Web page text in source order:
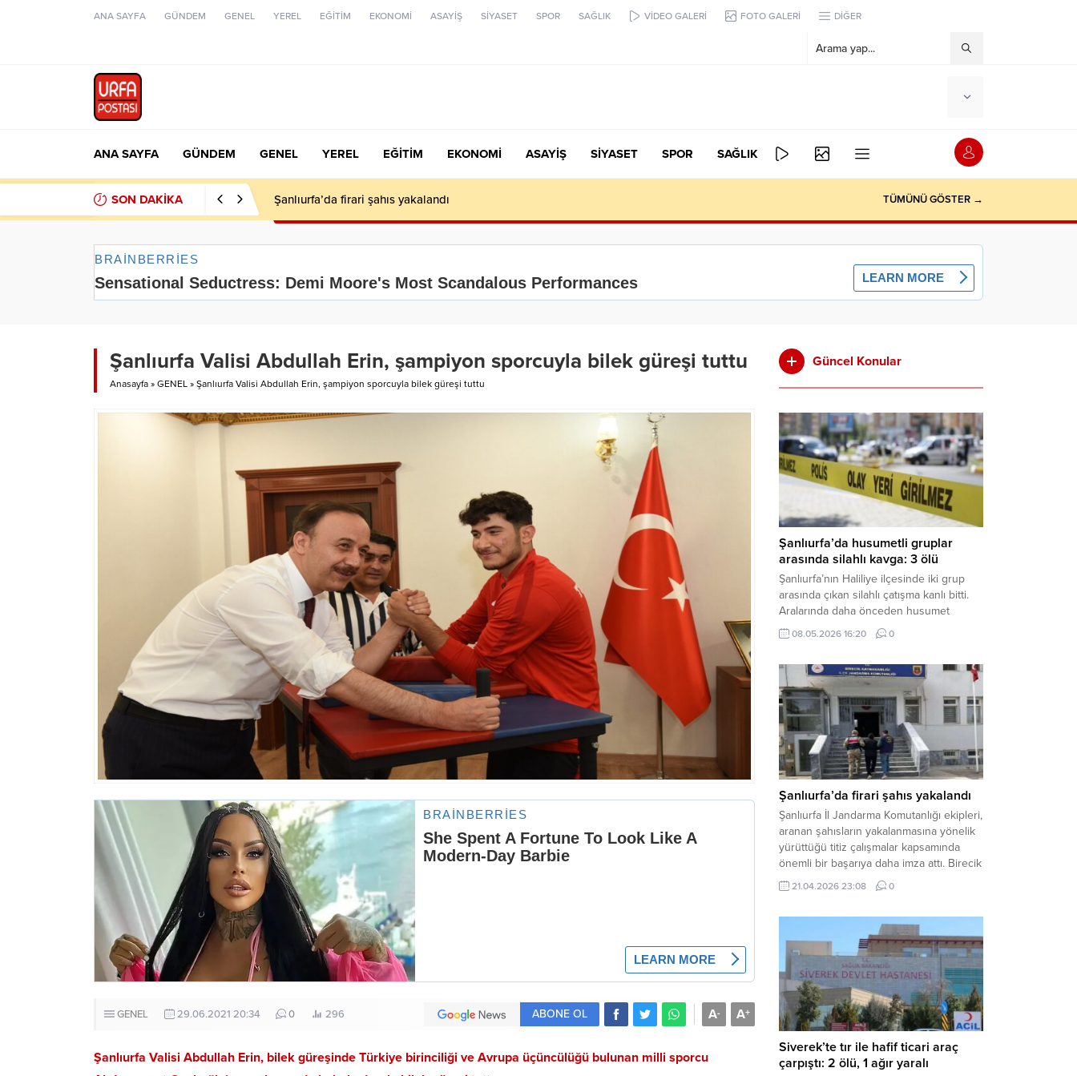
ANA SAYFA GÜNDEM GENEL YEREL EĞİTİM EKONOMİ ASAYİŞ SİYASET SPOR SAĞLIK VİDEO GALERİ FOTO GALERİ DİĞER
ANA SAYFA GÜNDEM GENEL YEREL EĞİTİM EKONOMİ ASAYİŞ SİYASET SPOR SAĞLIK
SON DAKİKA Şanlıurfa’da firari şahıs yakalandı TÜMÜNÜ GÖSTER →
Şanlıurfa Valisi Abdullah Erin, şampiyon sporcuyla bilek güreşi tuttu
Anasayfa » GENEL » Şanlıurfa Valisi Abdullah Erin, şampiyon sporcuyla bilek güreşi tuttu
GENEL 29.06.2021 20:34 0 296 A+
A-
ABONE OL
Şanlıurfa Valisi Abdullah Erin, bilek güreşinde Türkiye birinciliği ve Avrupa üçüncülüğü bulunan milli sporcu
Güncel Konular
Şanlıurfa’da husumetli gruplar
arasında silahlı kavga: 3 ölü
Şanlıurfa’nın Haliliye ilçesinde iki grup
arasında çıkan silahlı çatışma kanlı bitti.
Aralarında daha önceden husumet
olduğu öğrenilen tarafların kavgası
neticesinde 3 kişi olay yerinde yaşamını
ilçesine bağlı kırsal Konaç Mahallesi’nde
meydana geldi. Edinilen bilgilere göre,
aralarında husumet bulunan iki grup
arasında henüz belirlenemeyen bir...
08.05.2026 16:20 0
Şanlıurfa’da firari şahıs yakalandı
Şanlıurfa İl Jandarma Komutanlığı ekipleri,
aranan şahısların yakalanmasına yönelik
yürüttüğü titiz çalışmalar kapsamında
önemli bir başarıya daha imza attı. Birecik
ilçesinde düzenlenen operasyonla,
hakkında kesinleşmiş hapis cezası
teslim edildi. Haber Merkezi – Şanlıurfa
Valiliği İl Basın ve Halkla İlişkiler
Müdürlüğü tarafından yapılan açıklamaya
göre; İl...
21.04.2026 23:08 0
Siverek’te tır ile hafif ticari araç
çarpıştı: 2 ölü, 1 ağır yaralı